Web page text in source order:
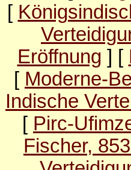
[
Eröffnung ] [
[ Moderne-
Indische
[ Pirc-
Fischer,